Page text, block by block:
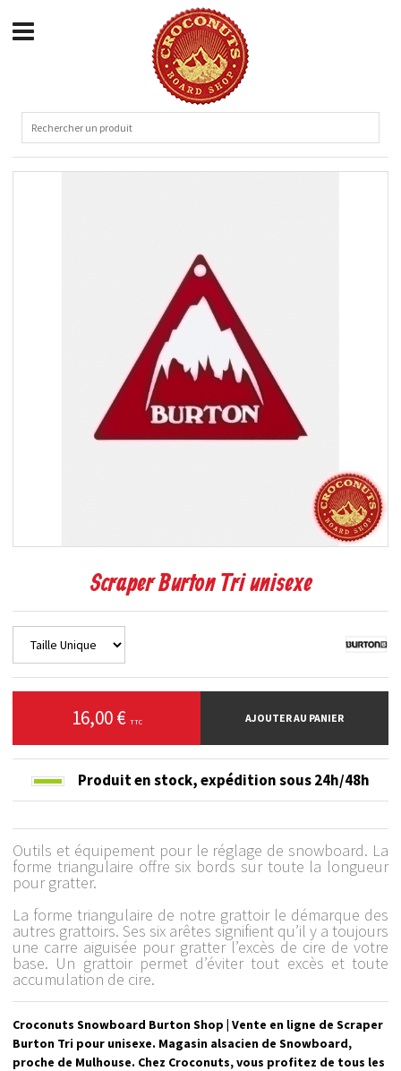
Scraper Burton Tri unisexe
16,00 € TTC AJOUTER AU PANIER
Produit en stock,expédition sous 24h/48h
Outils et équipement pour le réglage de snowboard. La
forme triangulaire offre six bords sur toute la longueur
pour gratter.
La forme triangulaire de notre grattoir le démarque des
autres grattoirs. Ses six arêtes signifient qu’il y a toujours
une carre aiguisée pour gratter l’excès de cire de votre
base. Un grattoir permet d’éviter tout excès et toute
accumulation de cire.
Croconuts Snowboard Burton Shop | Vente en ligne de Scraper
Burton Tri pour unisexe. Magasin alsacien de Snowboard,
proche de Mulhouse. Chez Croconuts, vous profitez de tous les